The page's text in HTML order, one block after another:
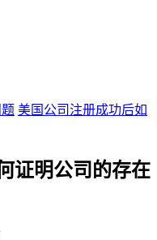
美国公司注册成功后如
证明公司的存在